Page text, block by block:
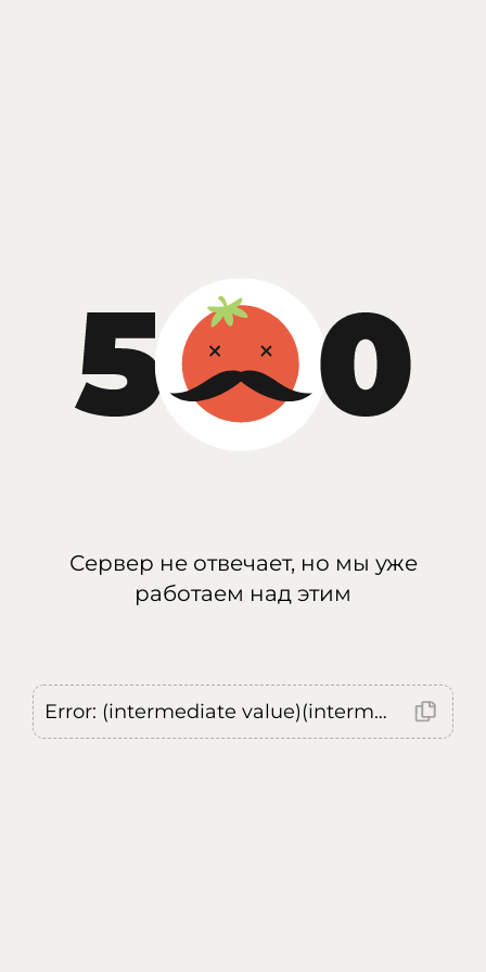
Сервер не отвечает, но мы уже
работаем над этим
Error: (intermediate value)(intermediate value)(intermediate value).replaceAll is not a function